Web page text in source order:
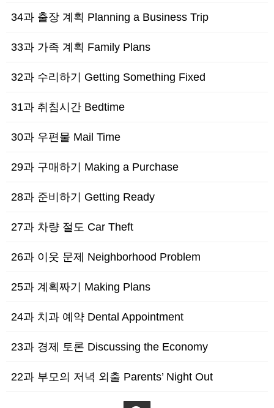
34과 출장 계획 Planning a Business Trip
33과 가족 계획 Family Plans
32과 수리하기 Getting Something Fixed
31과 취침시간 Bedtime
30과 우편물 Mail Time
29과 구매하기 Making a Purchase
28과 준비하기 Getting Ready
27과 차량 절도 Car Theft
26과 이웃 문제 Neighborhood Problem
25과 계획짜기 Making Plans
24과 치과 예약 Dental Appointment
23과 경제 토론 Discussing the Economy
22과 부모의 저녁 외출 Parents’ Night Out